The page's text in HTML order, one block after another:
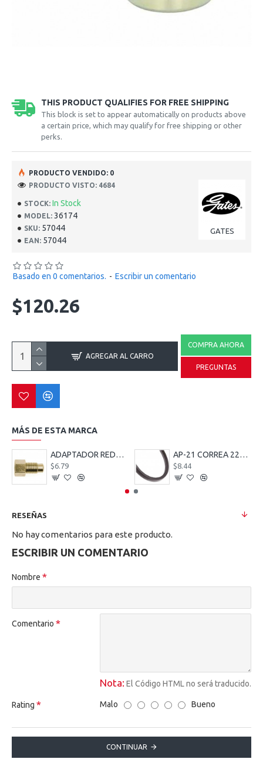
THIS PRODUCT QUALIFIES FOR FREE SHIPPING
This block is set to appear automatically on products above
a certain price, which may qualify for free shipping or other
perks.
STOCK: In Stock
MODEL: 36174
SKU: 57044
EAN: 57044
GATES
PRODUCTO VENDIDO: 0
PRODUCTO VISTO: 4684
Basado en 0 comentarios. - Escribir un comentario
$120.26
AGREGAR AL CARRO
COMPRA AHORA
PREGUNTAS
MÁS DE ESTA MARCA
ADAPTADOR REDUCTOR FRENO 12 MM MACHO 10 MM HEMBRA
$6.79
AP-21 CORREA 22379
$8.44
RESEÑAS
No hay comentarios para este producto.
ESCRIBIR UN COMENTARIO
Nombre
Comentario
Nota: El Código HTML no será traducido.
Rating Malo Bueno
CONTINUAR